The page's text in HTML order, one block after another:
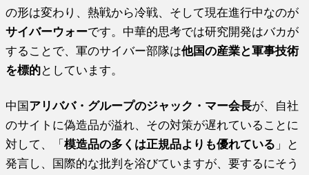
の形は変わり、熱戦から冷戦、 そして現在進行中なのが
サイバーウォーです。 中華的思考では研究開発はバカが
することで、軍のサイバー部隊は他国の産業と軍事技術
を標的としています。
中国 アリババ・グループのジャック・マー会長が、 自社
のサイトに偽造品が溢れ、 その対策が遅れていることに
対して、「模造品の多くは正規品よりも優れている 」と
発言し、 国際的な批判を浴びていますが、要するにそう